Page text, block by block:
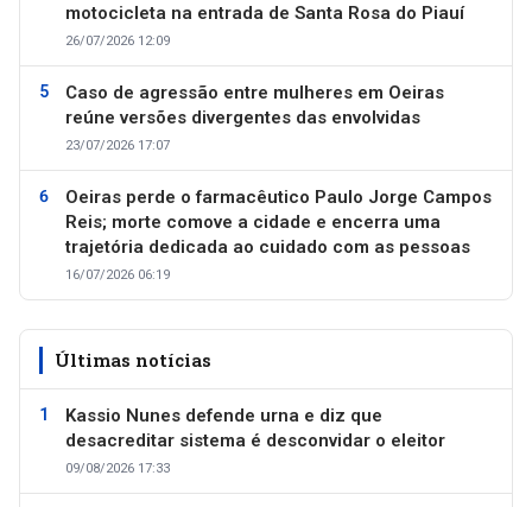
motocicleta na entrada de Santa Rosa do Piauí
26/07/2026 12:09
Caso de agressão entre mulheres em Oeiras
reúne versões divergentes das envolvidas
23/07/2026 17:07
Oeiras perde o farmacêutico Paulo Jorge Campos
Reis; morte comove a cidade e encerra uma
trajetória dedicada ao cuidado com as pessoas
16/07/2026 06:19
Últimas notícias
Kassio Nunes defende urna e diz que
desacreditar sistema é desconvidar o eleitor
09/08/2026 17:33